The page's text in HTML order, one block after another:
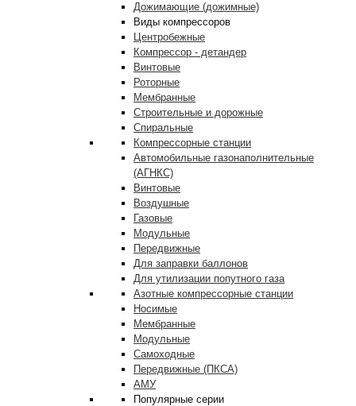
Дожимающие (дожимные)
Виды компрессоров
Центробежные
Компрессор - детандер
Винтовые
Роторные
Мембранные
Строительные и дорожные
Спиральные
Компрессорные станции
Автомобильные газонаполнительные
(АГНКС)
Винтовые
Воздушные
Газовые
Модульные
Передвижные
Для заправки баллонов
Для утилизации попутного газа
Азотные компрессорные станции
Носимые
Мембранные
Модульные
Самоходные
Передвижные (ПКСА)
АМУ
Популярные серии